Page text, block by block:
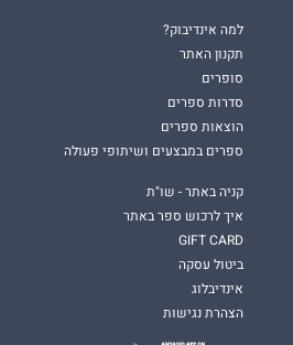
למה אינדיבוק?
תקנון האתר
סופרים
סדרות ספרים
הוצאות ספרים
ספרים במבצעים ושיתופי פעולה
קניה באתר - שו"ת
איך לרכוש ספר באתר
GIFT CARD
ביטול עסקה
אינדיבלוג
הצהרת נגישות